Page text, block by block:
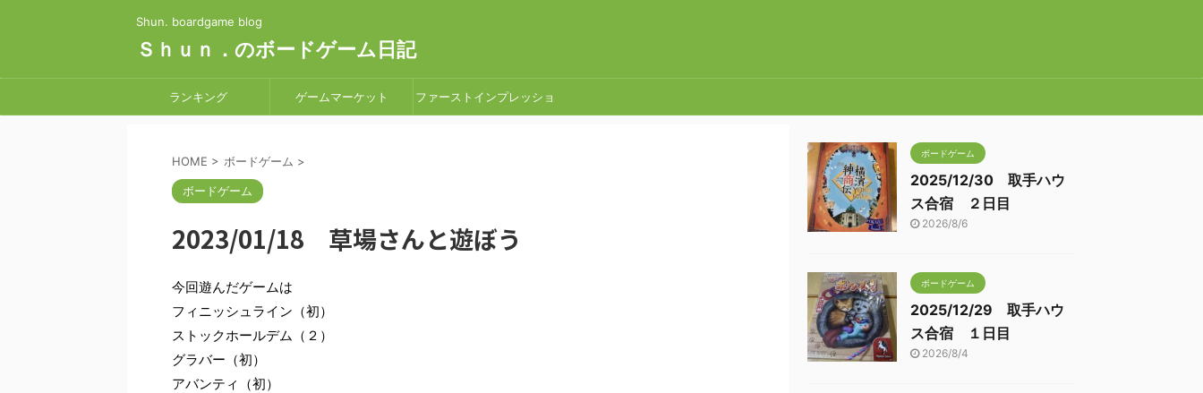
Shun. boardgame blog
Ｓｈｕｎ．のボードゲーム日記
ランキング ゲームマーケット ファーストインプレッショ
HOME > ボードゲーム >
ボードゲーム
2023/01/18 草場さんと遊ぼう
今回遊んだゲームは
フィニッシュライン（初）
ストックホールデム（２）
グラバー（初）
アバンティ（初）
ボードゲーム
2025/12/30 取手ハウ
ス合宿 ２日目
2026/8/6
ボードゲーム
2025/12/29 取手ハウ
ス合宿 １日目
2026/8/4